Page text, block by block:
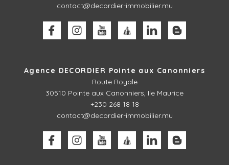
contact@decordier-immobilier.mu
Agence DECORDIER Pointe aux Canonniers
Route Royale
30510 Pointe aux Canonniers, Ile Maurice
+230 268 18 18
contact@decordier-immobilier.mu